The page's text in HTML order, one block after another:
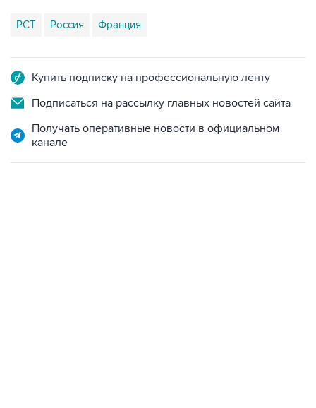
РСТ Россия Франция
Купить подписку на профессиональную ленту
Подписаться на рассылку главных новостей сайта
Получать оперативные новости в официальном
канале